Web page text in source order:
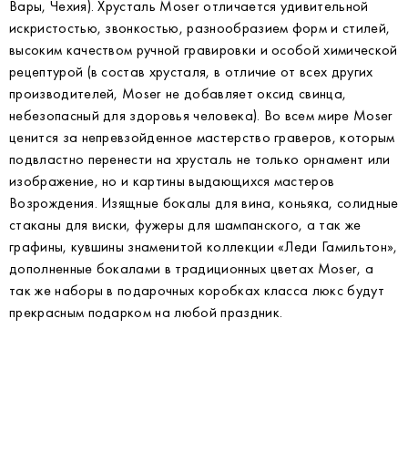
Вары, Чехия). Хрусталь Moser отличается удивительной
искристостью, звонкостью, разнообразием форм и стилей,
высоким качеством ручной гравировки и особой химической
рецептурой (в состав хрусталя, в отличие от всех других
производителей, Moser не добавляет оксид свинца,
небезопасный для здоровья человека). Во всем мире Moser
ценится за непревзойденное мастерство граверов, которым
подвластно перенести на хрусталь не только орнамент или
изображение, но и картины выдающихся мастеров
Возрождения. Изящные бокалы для вина, коньяка, солидные
стаканы для виски, фужеры для шампанского, а так же
графины, кувшины знаменитой коллекции «Леди Гамильтон»,
дополненные бокалами в традиционных цветах Moser, а
так же наборы в подарочных коробках класса люкс будут
прекрасным подарком на любой праздник.